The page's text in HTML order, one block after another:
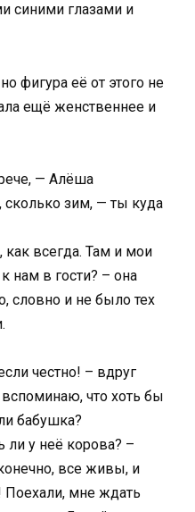
синими глазами и
фигура её от этого не
ещё женственнее и
— Алёша
сколько зим, — ты куда
всегда. Там и мои
нам в гости? – она
словно и не было тех
честно! – вдруг
что хоть бы
бабушка?
ли у неё корова? –
все живы, и
Поехали, мне ждать